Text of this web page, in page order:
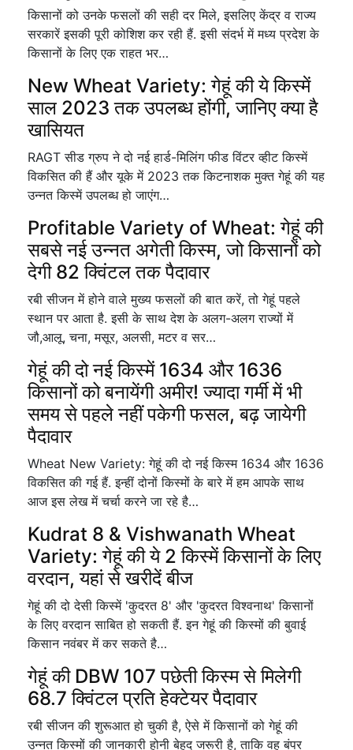
किसानों को उनके फसलों की सही दर मिले, इसलिए केंद्र व राज्य
सरकारें इसकी पूरी कोशिश कर रही हैं. इसी संदर्भ में मध्य प्रदेश के
किसानों के लिए एक राहत भर…
New Wheat Variety: गेहूं की ये किस्में
साल 2023 तक उपलब्ध होंगी, जानिए क्या है
खासियत
RAGT सीड ग्रुप ने दो नई हार्ड-मिलिंग फीड विंटर व्हीट किस्में
विकसित की हैं और यूके में 2023 तक किटनाशक मुक्त गेहूं की यह
उन्नत किस्में उपलब्ध हो जाएंग…
Profitable Variety of Wheat: गेहूं की
सबसे नई उन्नत अगेती किस्म, जो किसानों को
देगी 82 क्विंटल तक पैदावार
रबी सीजन में होने वाले मुख्य फसलों की बात करें, तो गेहूं पहले
स्थान पर आता है. इसी के साथ देश के अलग-अलग राज्यों में
जौ,आलू, चना, मसूर, अलसी, मटर व सर…
गेहूं की दो नई किस्में 1634 और 1636
किसानों को बनायेंगी अमीर! ज्यादा गर्मी में भी
समय से पहले नहीं पकेगी फसल, बढ़ जायेगी
पैदावार
Wheat New Variety: गेहूं की दो नई किस्म 1634 और 1636
विकसित की गई हैं. इन्हीं दोनों किस्मों के बारे में हम आपके साथ
आज इस लेख में चर्चा करने जा रहे है…
Kudrat 8 & Vishwanath Wheat
Variety: गेहूं की ये 2 किस्में किसानों के लिए
वरदान, यहां से खरीदें बीज
गेहूं की दो देसी किस्में 'कुदरत 8' और 'कुदरत विश्वनाथ' किसानों
के लिए वरदान साबित हो सकती हैं. इन गेहूं की किस्मों की बुवाई
किसान नवंबर में कर सकते है…
गेहूं की DBW 107 पछेती किस्म से मिलेगी
68.7 क्विंटल प्रति हेक्टेयर पैदावार
रबी सीजन की शुरूआत हो चुकी है, ऐसे में किसानों को गेहूं की
उन्नत किस्मों की जानकारी होनी बेहद जरूरी है, ताकि वह बंपर